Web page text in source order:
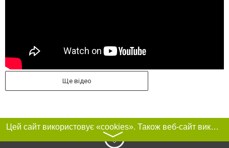
Ще відео
Цей сайт використовує «cookies». Також веб-сайт використовує інтернет-сервіс для збору технічних даних стосовно відвідувачів з метою отримання маркетингової та статистичної інформації. Умови обробки даних відвідувачів сайту див.
〉